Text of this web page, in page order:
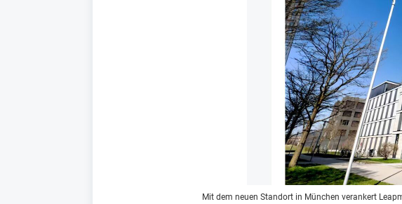
Mit dem neuen Standort in München verankert